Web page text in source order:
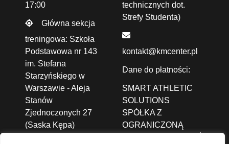
17:00
Główna sekcja
treningowa: Szkoła
Podstawowa nr 143
im. Stefana
Starzyńskiego w
Warszawie - Aleja
Stanów
Zjednoczonych 27
(Saska Kępa)
technicznych dot.
Strefy Studenta)
kontakt@kmcenter.pl
Dane do płatności:
SMART ATHLETIC
SOLUTIONS
SPÓŁKA Z
OGRANICZONĄ